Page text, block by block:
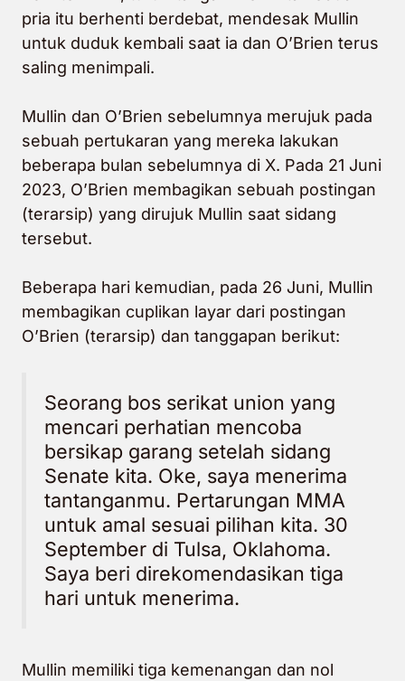
pria itu berhenti berdebat, mendesak Mullin
untuk duduk kembali saat ia dan O’Brien terus
saling menimpali.
Mullin dan O’Brien sebelumnya merujuk pada
sebuah pertukaran yang mereka lakukan
beberapa bulan sebelumnya di X. Pada 21 Juni
2023, O’Brien membagikan sebuah postingan
(terarsip) yang dirujuk Mullin saat sidang
tersebut.
Beberapa hari kemudian, pada 26 Juni, Mullin
membagikan cuplikan layar dari postingan
O’Brien (terarsip) dan tanggapan berikut:
Seorang bos serikat union yang
mencari perhatian mencoba
bersikap garang setelah sidang
Senate kita. Oke, saya menerima
tantanganmu. Pertarungan MMA
untuk amal sesuai pilihan kita. 30
September di Tulsa, Oklahoma.
Saya beri direkomendasikan tiga
hari untuk menerima.
Mullin memiliki tiga kemenangan dan nol